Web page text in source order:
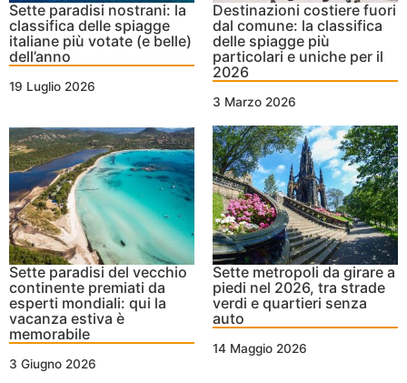
Sette paradisi nostrani: la
classifica delle spiagge
italiane più votate (e belle)
dell’anno
19 Luglio 2026
Destinazioni costiere fuori
dal comune: la classifica
delle spiagge più
particolari e uniche per il
2026
3 Marzo 2026
Sette paradisi del vecchio
continente premiati da
esperti mondiali: qui la
vacanza estiva è
memorabile
3 Giugno 2026
Sette metropoli da girare a
piedi nel 2026, tra strade
verdi e quartieri senza
auto
14 Maggio 2026